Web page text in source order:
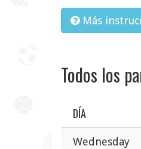
Más
Todos los
DÍA
Wednesday